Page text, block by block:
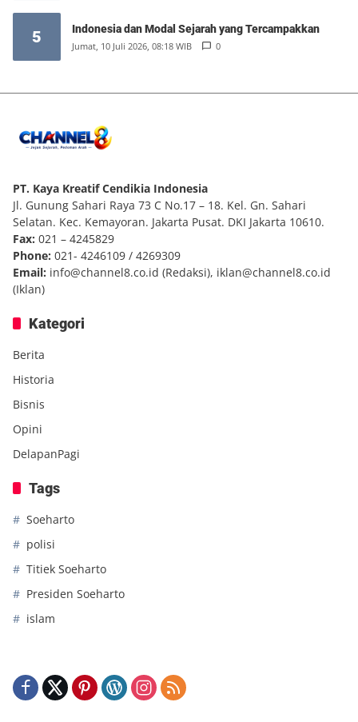
5 Indonesia dan Modal Sejarah yang Tercampakkan
Jumat, 10 Juli 2026, 08:18 WIB 0
PT. Kaya Kreatif Cendikia Indonesia
Jl. Gunung Sahari Raya 73 C No.17 – 18. Kel. Gn. Sahari
Selatan. Kec. Kemayoran. Jakarta Pusat. DKI Jakarta 10610.
Fax: 021 – 4245829
Phone: 021- 4246109 / 4269309
Email: info@channel8.co.id (Redaksi), iklan@channel8.co.id
(Iklan)
Kategori
Berita
Historia
Bisnis
Opini
DelapanPagi
Tags
Soeharto
polisi
Titiek Soeharto
Presiden Soeharto
islam